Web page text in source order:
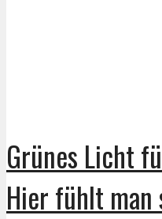
Grünes Licht
Hier fühlt man